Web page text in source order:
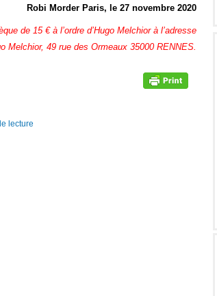
Robi Morder Paris, le 27 novembre 2020
de 15 € à l’ordre d’Hugo Melchior à l’adresse
Melchior, 49 rue des Ormeaux 35000 RENNES.
lecture